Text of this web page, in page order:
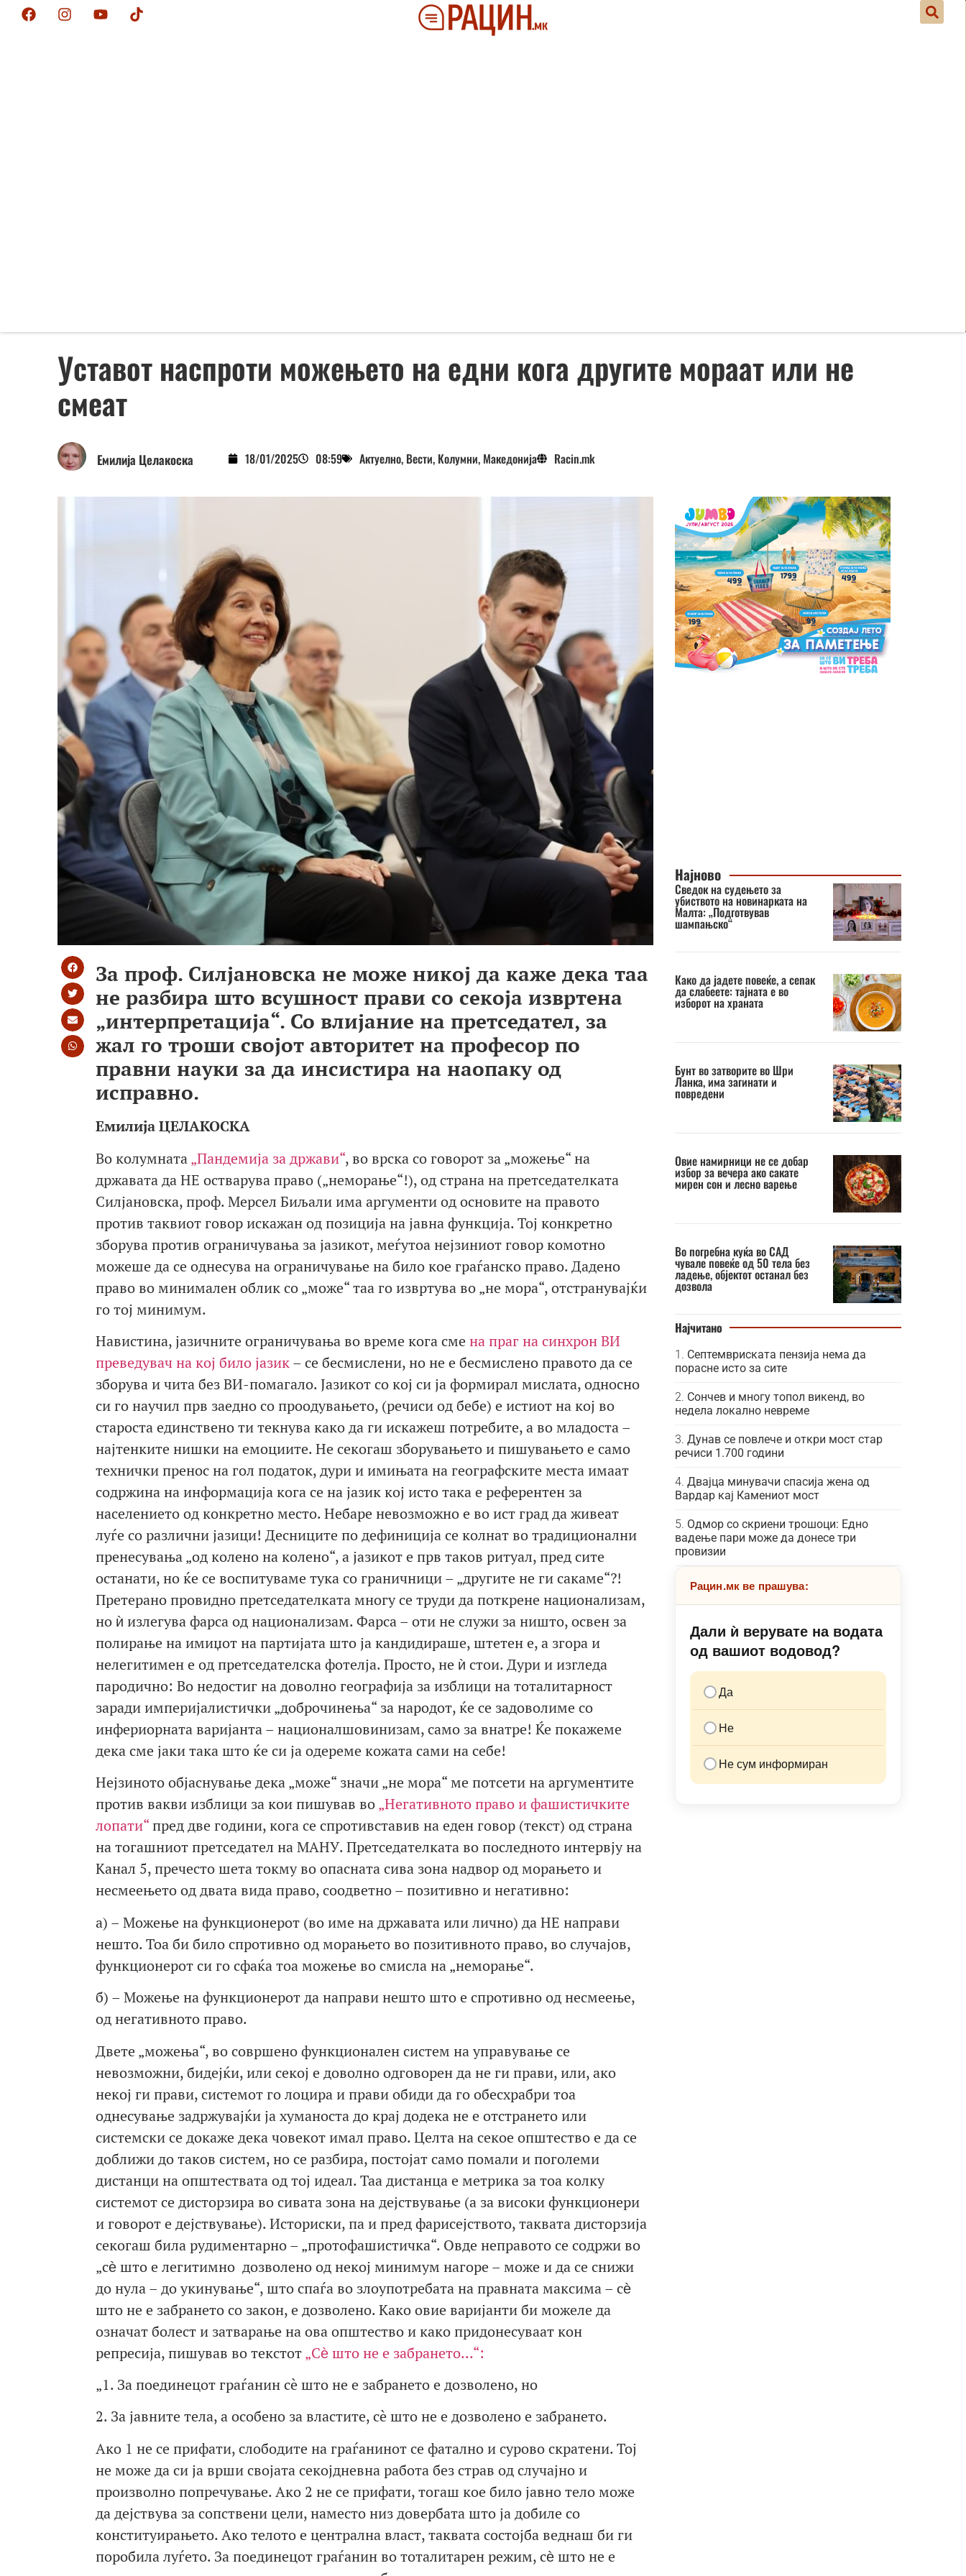
Уставот наспроти можењето на едни кога другите мораат или не
смеат
Емилија Целакоска 18/01/2025 08:59 Актуелно, Вести, Колумни, Македонија Racin.mk
За проф. Силјановска не може никој да каже дека таа
не разбира што всушност прави со секоја извртена
„интерпретација“. Со влијание на претседател, за
жал го троши својот авторитет на професор по
правни науки за да инсистира на наопаку од
исправно.
Емилија ЦЕЛАКОСКА
Во колумната„Пандемија за држави“, во врска со говорот за „можење“ на
државата да НЕ остварува право („неморање“!), од страна на претседателката
Силјановска, проф. Мерсел Биљали има аргументи од основите на правото
против таквиот говор искажан од позиција на јавна функција. Тој конкретно
зборува против ограничувања за јазикот, меѓутоа нејзиниот говор комотно
можеше да се однесува на ограничување на било кое граѓанско право. Дадено
право во минимален облик со „може“ таа го извртува во „не мора“, отстранувајќи
го тој минимум.
Навистина, јазичните ограничувања во време кога смена праг на синхрон ВИ
преведувач на кој било јазик– се бесмислени, но не е бесмислено правото да се
зборува и чита без ВИ-помагало. Јазикот со кој си ја формирал мислата, односно
си го научил прв заедно со проодувањето, (речиси од бебе) е истиот на кој во
староста единствено ти текнува како да ги искажеш потребите, а во младоста –
најтенките нишки на емоциите. Не секогаш зборувањето и пишувањето е само
технички пренос на гол податок, дури и имињата на географските места имаат
содржина на информација кога се на јазик кој исто така е референтен за
населението од конкретно место. Небаре невозможно е во ист град да живеат
луѓе со различни јазици! Десниците по дефиниција се колнат во традиционални
пренесувања „од колено на колено“, а јазикот е прв таков ритуал, пред сите
останати, но ќе се воспитуваме тука со граничници – „другите не ги сакаме“?!
Претерано провидно претседателката многу се труди да поткрене национализам,
но ѝ излегува фарса од национализам. Фарса – оти не служи за ништо, освен за
полирање на имиџот на партијата што ја кандидираше, штетен е, а згора и
нелегитимен е од претседателска фотелја. Просто, не ѝ стои. Дури и изгледа
пародично: Во недостиг на доволно географија за изблици на тоталитарност
заради империјалистички „доброчинења“ за народот, ќе се задоволиме со
инфериорната варијанта – националшовинизам, само за внатре! Ќе покажеме
дека сме јаки така што ќе си ја одереме кожата сами на себе!
Нејзиното објаснување дека „може“ значи „не мора“ ме потсети на аргументите
против вакви изблици за кои пишував во„Негативното право и фашистичките
лопати“пред две години, кога се спротивставив на еден говор (текст) од страна
на тогашниот претседател на МАНУ. Претседателката во последното интервју на
Канал 5, пречесто шета токму во опасната сива зона надвор од морањето и
несмеењето од двата вида право, соодветно – позитивно и негативно:
а) – Можење на функционерот (во име на државата или лично) да НЕ направи
нешто. Тоа би било спротивно од морањето во позитивното право, во случајов,
функционерот си го сфаќа тоа можење во смисла на „неморање“.
б) – Можење на функционерот да направи нешто што е спротивно од несмеење,
од негативното право.
Двете „можења“, во совршено функционален систем на управување се
невозможни, бидејќи, или секој е доволно одговорен да не ги прави, или, ако
некој ги прави, системот го лоцира и прави обиди да го обесхрабри тоа
однесување задржувајќи ја хуманоста до крај додека не е отстрането или
системски се докаже дека човекот имал право. Целта на секое општество е да се
доближи до таков систем, но се разбира, постојат само помали и поголеми
дистанци на општествата од тој идеал. Таа дистанца е метрика за тоа колку
системот се дисторзира во сивата зона на дејствување (а за високи функционери
и говорот е дејствување). Историски, па и пред фарисејството, таквата дисторзија
секогаш била рудиментарно – „протофашистичка“. Овде неправото се содржи во
„сѐ што е легитимно дозволено од некој минимум нагоре – може и да се снижи
до нула – до укинување“, што спаѓа во злоупотребата на правната максима – сѐ
што не е забрането со закон, е дозволено. Како овие варијанти би можеле да
означат болест и затварање на ова општество и како придонесуваат кон
репресија, пишував во текстот„Сѐ што не е забрането…“:
„1. За поединецот граѓанин сè што не е забрането е дозволено, но
2. За јавните тела, а особено за властите, сè што не е дозволено е забрането.
Ако 1 не се прифати, слободите на граѓанинот се фатално и сурово скратени. Тој
не може да си ја врши својата секојдневна работа без страв од случајно и
произволно попречување. Ако 2 не се прифати, тогаш кое било јавно тело може
да дејствува за сопствени цели, наместо низ довербата што ја добиле со
конституирањето. Ако телото e централна власт, таквата состојба веднаш би ги
поробила луѓето. За поединецот граѓанин во тоталитарен режим, сѐ што не е
Најново
Сведок на судењето за
убиството на новинарката на
Малта: „Подготвував
шампањско“
Како да јадете повеќе, а сепак
да слабеете: тајната е во
изборот на храната
Бунт во затворите во Шри
Ланка, има загинати и
повредени
Овие намирници не се добар
избор за вечера ако сакате
мирен сон и лесно варење
Во погребна куќа во САД
чувале повеќе од 50 тела без
ладење, објектот останал без
дозвола
Најчитано
Септемвриската пензија нема да
порасне исто за сите
Сончев и многу топол викенд, во
недела локално невреме
Дунав се повлече и откри мост стар
речиси 1.700 години
Двајца минувачи спасија жена од
Вардар кај Камениот мост
Одмор со скриени трошоци: Едно
вадење пари може да донесе три
провизии
Рацин.мк ве прашува:
Дали ѝ верувате на водата
од вашиот водовод?
Да
Не
Не сум информиран